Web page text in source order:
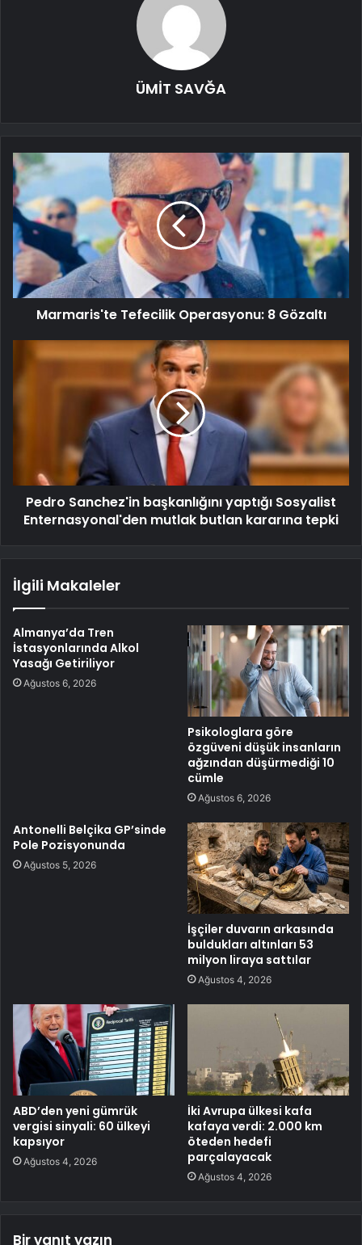
ÜMİT SAVĞA
Marmaris'te Tefecilik Operasyonu: 8 Gözaltı
Pedro Sanchez'in başkanlığını yaptığı Sosyalist
Enternasyonal'den mutlak butlan kararına tepki
İlgili Makaleler
Almanya’da Tren
İstasyonlarında Alkol
Yasağı Getiriliyor
Ağustos 6, 2026
Psikologlara göre
özgüveni düşük insanların
ağzından düşürmediği 10
cümle
Ağustos 6, 2026
Antonelli Belçika GP’sinde
Pole Pozisyonunda
Ağustos 5, 2026
İşçiler duvarın arkasında
buldukları altınları 53
milyon liraya sattılar
Ağustos 4, 2026
ABD’den yeni gümrük
vergisi sinyali: 60 ülkeyi
kapsıyor
Ağustos 4, 2026
İki Avrupa ülkesi kafa
kafaya verdi: 2.000 km
öteden hedefi
parçalayacak
Ağustos 4, 2026
Bir yanıt yazın